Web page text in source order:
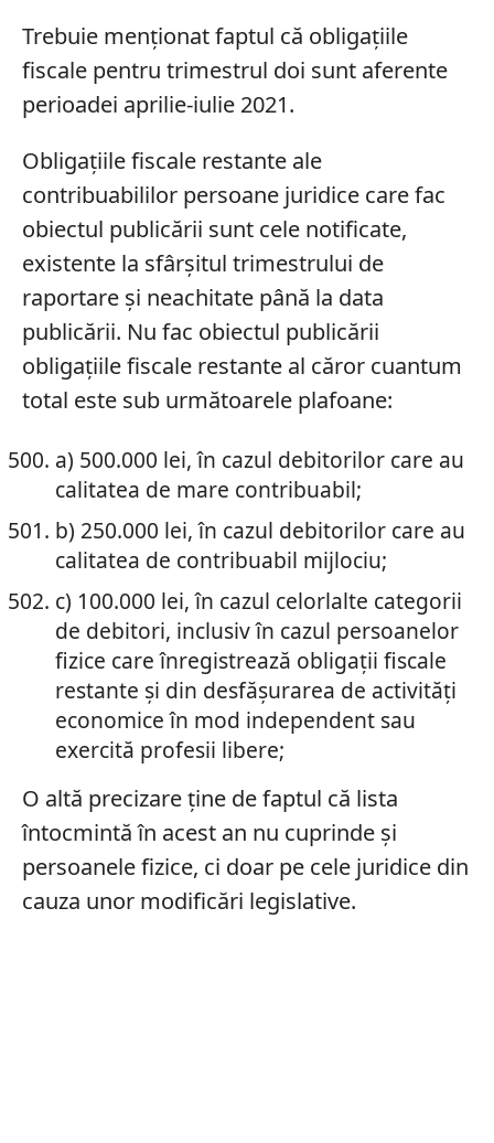
Trebuie menționat faptul că obligațiile
fiscale pentru trimestrul doi sunt aferente
perioadei aprilie-iulie 2021.
Obligaţiile fiscale restante ale
contribuabililor persoane juridice care fac
obiectul publicării sunt cele notificate,
existente la sfârşitul trimestrului de
raportare şi neachitate până la data
publicării. Nu fac obiectul publicării
obligaţiile fiscale restante al căror cuantum
total este sub următoarele plafoane:
a) 500.000 lei, în cazul debitorilor care au
calitatea de mare contribuabil;
b) 250.000 lei, în cazul debitorilor care au
calitatea de contribuabil mijlociu;
c) 100.000 lei, în cazul celorlalte categorii
de debitori, inclusiv în cazul persoanelor
fizice care înregistrează obligaţii fiscale
restante şi din desfăşurarea de activităţi
economice în mod independent sau
exercită profesii libere;
O altă precizare ține de faptul că lista
întocmintă în acest an nu cuprinde și
persoanele fizice, ci doar pe cele juridice din
cauza unor modificări legislative.